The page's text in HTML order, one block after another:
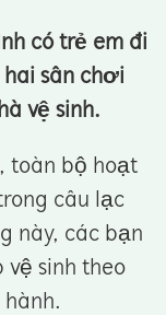
có trẻ em đi
sân chơi
vệ sinh.
toàn bộ hoạt
câu lạc
này, các bạn
sinh theo